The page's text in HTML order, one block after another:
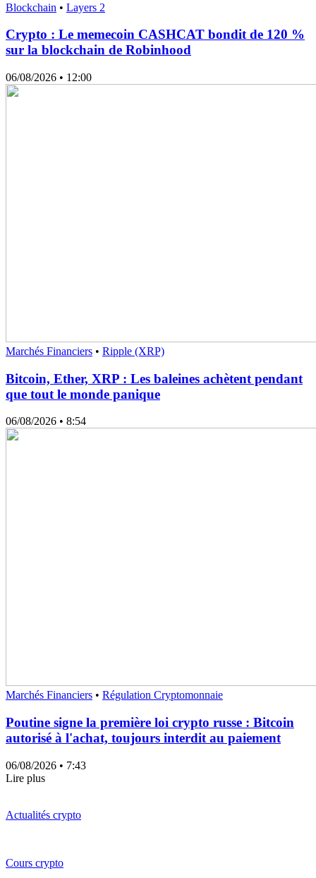
Blockchain • Layers 2
Crypto : Le memecoin CASHCAT bondit de 120 %
sur la blockchain de Robinhood
06/08/2026 • 12:00
Marchés Financiers • Ripple (XRP)
Bitcoin, Ether, XRP : Les baleines achètent pendant
que tout le monde panique
06/08/2026 • 8:54
Marchés Financiers • Régulation Cryptomonnaie
Poutine signe la première loi crypto russe : Bitcoin
autorisé à l'achat, toujours interdit au paiement
06/08/2026 • 7:43
Lire plus
Actualités crypto
Cours crypto